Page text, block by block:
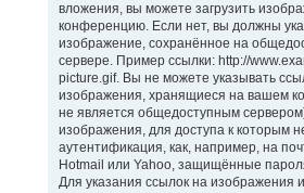
вложения, вы можете загрузить
конференцию. Если нет, вы должны
изображение, сохранённое на
сервере. Пример ссылки: http://
picture.gif. Вы не можете указывать
изображения, хранящиеся на вашем
не является общедоступным
изображения, для доступа к которым
аутентификация, как, например, на
Hotmail или Yahoo, защищённые
Для указания ссылок на изображения